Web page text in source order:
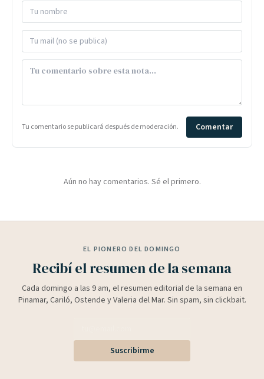
Tu comentario se publicará después de moderación. Comentar
Aún no hay comentarios. Sé el primero.
EL PIONERO DEL DOMINGO
Recibí el resumen de la semana
Cada domingo a las 9 am, el resumen editorial de la semana en
Pinamar, Cariló, Ostende y Valeria del Mar. Sin spam, sin clickbait.
Suscribirme